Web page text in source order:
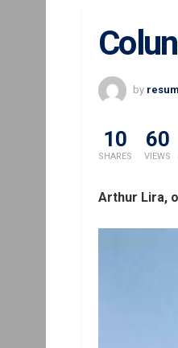
by
10
SHARES
60
VIEWS
Arthur Lira,